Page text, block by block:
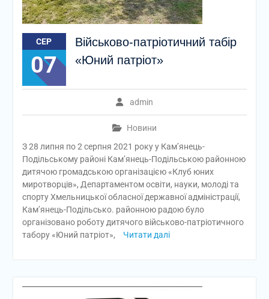
СЕР
07
Військово-патріотичний табір
«Юний патріот»
admin
Новини
З 28 липня по 2 серпня 2021 року у Кам’янець-
Подільському районі Кам’янець-Подільською районною
дитячою громадською організацією «Клуб юних
миротворців», Департаментом освіти, науки, молоді та
спорту Хмельницької обласної державної адміністрації,
Кам’янець-Подільсько. районною радою було
організовано роботу дитячого військово-патріотичного
табору «Юний патріот»,
Читати далі